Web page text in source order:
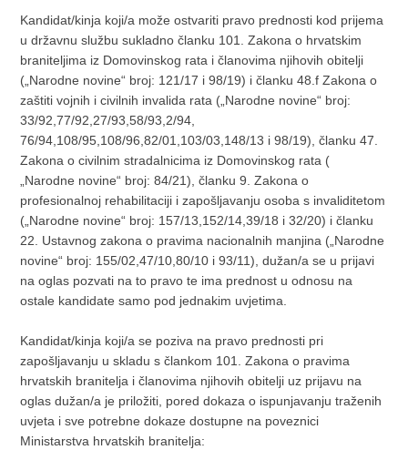
Kandidat/kinja koji/a može ostvariti pravo prednosti kod prijema
u državnu službu sukladno članku 101. Zakona o hrvatskim
braniteljima iz Domovinskog rata i članovima njihovih obitelji
(„Narodne novine“ broj: 121/17 i 98/19) i članku 48.f Zakona o
zaštiti vojnih i civilnih invalida rata („Narodne novine“ broj:
33/92,77/92,27/93,58/93,2/94,
76/94,108/95,108/96,82/01,103/03,148/13 i 98/19), članku 47.
Zakona o civilnim stradalnicima iz Domovinskog rata (
„Narodne novine“ broj: 84/21), članku 9. Zakona o
profesionalnoj rehabilitaciji i zapošljavanju osoba s invaliditetom
(„Narodne novine“ broj: 157/13,152/14,39/18 i 32/20) i članku
22. Ustavnog zakona o pravima nacionalnih manjina („Narodne
novine“ broj: 155/02,47/10,80/10 i 93/11), dužan/a se u prijavi
na oglas pozvati na to pravo te ima prednost u odnosu na
ostale kandidate samo pod jednakim uvjetima.
Kandidat/kinja koji/a se poziva na pravo prednosti pri
zapošljavanju u skladu s člankom 101. Zakona o pravima
hrvatskih branitelja i članovima njihovih obitelji uz prijavu na
oglas dužan/a je priložiti, pored dokaza o ispunjavanju traženih
uvjeta i sve potrebne dokaze dostupne na poveznici
Ministarstva hrvatskih branitelja: